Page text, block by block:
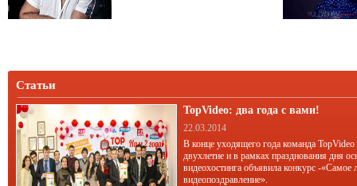
Статьи
TopVideo: два года с вами!
22.03.2014
В конце уходящего года команда TopVideo
двухлетие и в рамках празднования дня
видеохостинга объявила конкурс -«Самое
видеопоздравление».